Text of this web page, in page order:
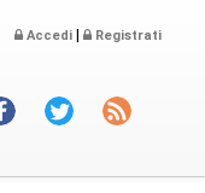
Accedi | Registrati